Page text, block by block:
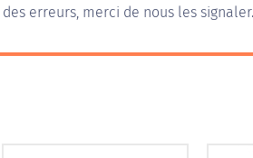
erreurs, merci de nous les signaler.